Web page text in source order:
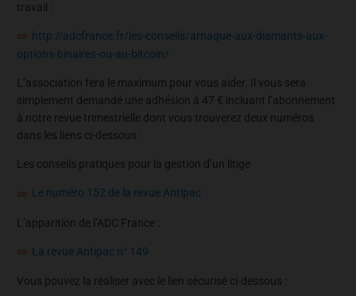
travail :
http://adcfrance.fr/les-conseils/arnaque-aux-diamants-aux-
options-binaires-ou-au-bitcoin/
L’association fera le maximum pour vous aider. Il vous sera
simplement demandé une adhésion à 47 € incluant l’abonnement
à notre revue trimestrielle dont vous trouverez deux numéros
dans les liens ci-dessous :
Les conseils pratiques pour la gestion d’un litige
Le numéro 152 de la revue Antipac
L’apparition de l’ADC France :
La revue Antipac n° 149
Vous pouvez la réaliser avec le lien sécurisé ci-dessous :